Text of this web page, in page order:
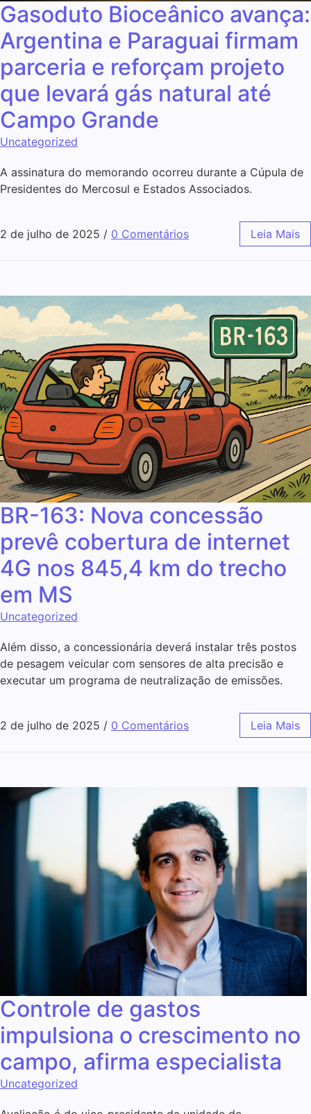
Gasoduto Bioceânico avança:
Argentina e Paraguai firmam
parceria e reforçam projeto
que levará gás natural até
Campo Grande
Uncategorized
A assinatura do memorando ocorreu durante a Cúpula de
Presidentes do Mercosul e Estados Associados.
2 de julho de 2025 / 0 Comentários Leia Mais
BR-163: Nova concessão
prevê cobertura de internet
4G nos 845,4 km do trecho
em MS
Uncategorized
Além disso, a concessionária deverá instalar três postos
de pesagem veicular com sensores de alta precisão e
executar um programa de neutralização de emissões.
2 de julho de 2025 / 0 Comentários Leia Mais
Controle de gastos
impulsiona o crescimento no
campo, afirma especialista
Uncategorized